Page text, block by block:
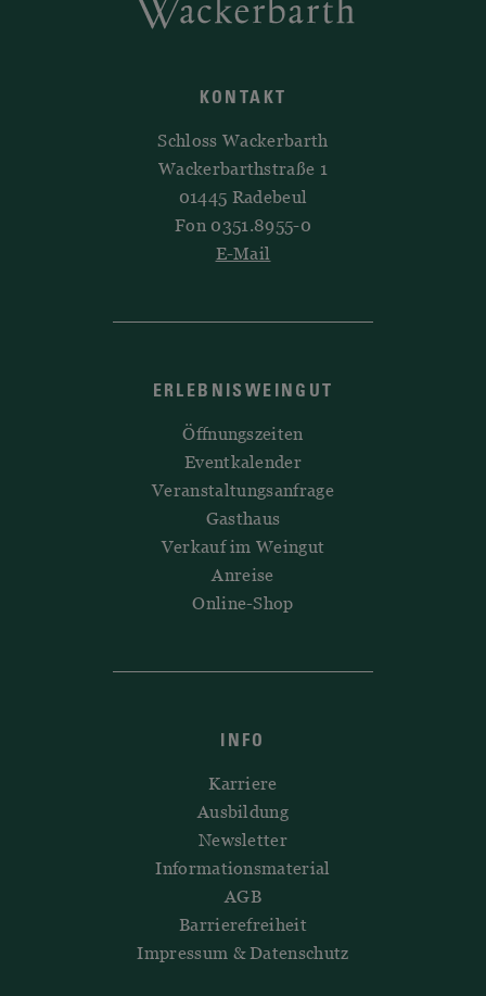
KONTAKT
Schloss Wackerbarth
Wackerbarthstraße 1
01445 Radebeul
Fon 0351.8955-0
E-Mail
ERLEBNISWEINGUT
Öffnungszeiten
Eventkalender
Veranstaltungsanfrage
Gasthaus
Verkauf im Weingut
Anreise
Online-Shop
INFO
Karriere
Ausbildung
Newsletter
Informationsmaterial
AGB
Barrierefreiheit
Impressum & Datenschutz